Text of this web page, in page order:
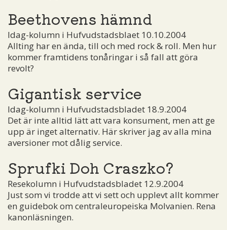
Beethovens hämnd
Idag-kolumn i Hufvudstadsblaet 10.10.2004
Allting har en ända, till och med rock & roll. Men hur
kommer framtidens tonåringar i så fall att göra
revolt?
Gigantisk service
Idag-kolumn i Hufvudstadsbladet 18.9.2004
Det är inte alltid lätt att vara konsument, men att ge
upp är inget alternativ. Här skriver jag av alla mina
aversioner mot dålig service.
Sprufki Doh Craszko?
Resekolumn i Hufvudstadsbladet 12.9.2004
Just som vi trodde att vi sett och upplevt allt kommer
en guidebok om centraleuropeiska Molvanien. Rena
kanonläsningen.